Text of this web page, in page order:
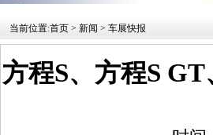
当前位置:首页 > 新闻 > 车展快报
方程S、方程S